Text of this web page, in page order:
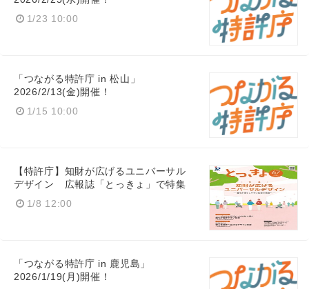
1/23 10:00
「つながる特許庁 in 松山」
2026/2/13(金)開催！
1/15 10:00
【特許庁】知財が広げるユニバーサル
デザイン 広報誌「とっきょ」で特集
1/8 12:00
「つながる特許庁 in 鹿児島」
2026/1/19(月)開催！